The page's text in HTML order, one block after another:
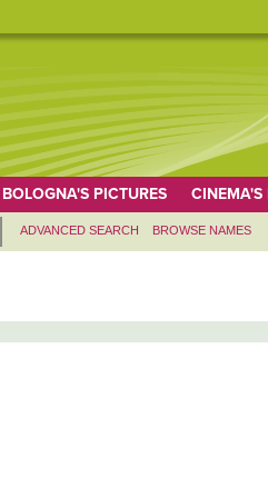
BOLOGNA'S PICTURES CINEMA'S
ADVANCED SEARCH BROWSE NAMES